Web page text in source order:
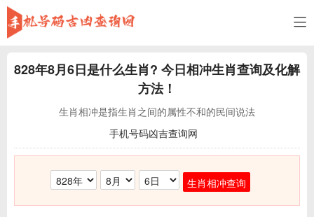
828年8月6日是什么生肖? 今日相冲生肖查询及化解
方法！
生肖相冲是指生肖之间的属性不和的民间说法
手机号码凶吉查询网
生肖相冲查询